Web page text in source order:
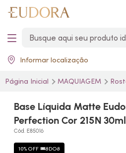
Informar localização
Página Inicial MAQUIAGEM
Base Líquida Matte
Perfection Cor 215N 30ml
Cód. E85016
10% OFF 🎟️8DO8